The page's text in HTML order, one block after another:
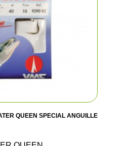
QUEEN SPECIAL ANGUILLE